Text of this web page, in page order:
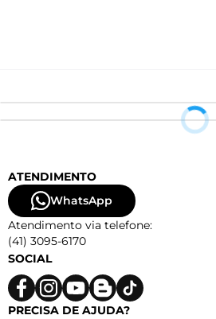
ATENDIMENTO
WhatsApp
Atendimento via telefone:
(41) 3095-6170
SOCIAL
PRECISA DE AJUDA?